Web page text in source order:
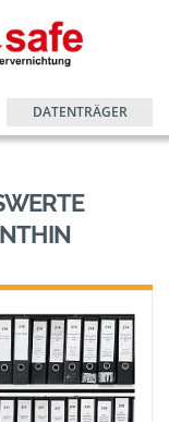
DATENTRÄGER